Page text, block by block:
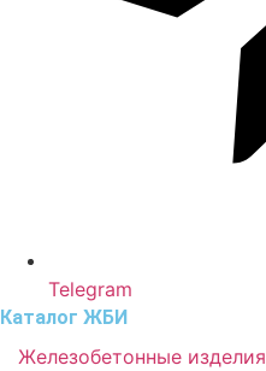
Telegram
Каталог ЖБИ
Железобетонные изделия